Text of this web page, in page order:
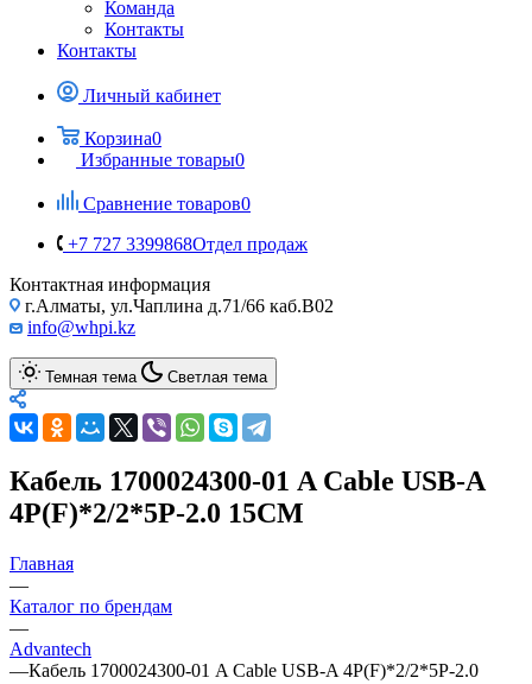
Команда
Контакты
Контакты
Личный кабинет
Корзина0
Избранные товары0
Сравнение товаров0
+7 727 3399868Отдел продаж
Контактная информация
г.Алматы, ул.Чаплина д.71/66 каб.B02
info@whpi.kz
Темная тема Светлая тема
Кабель 1700024300-01 A Cable USB-A
4P(F)*2/2*5P-2.0 15CM
Главная
—
Каталог по брендам
—
Advantech
—Кабель 1700024300-01 A Cable USB-A 4P(F)*2/2*5P-2.0